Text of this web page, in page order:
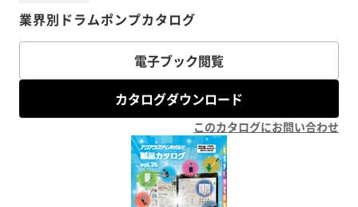
業界別ドラムポンプカタログ
電子ブック閲覧
カタログダウンロード
このカタログにお問い合わせ